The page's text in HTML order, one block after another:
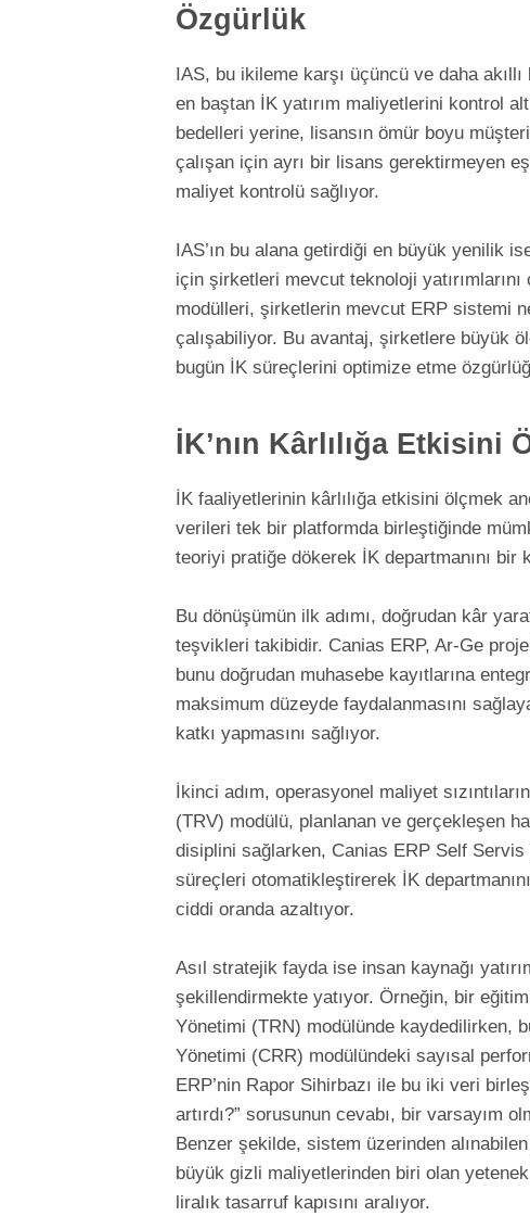
Özgürlük
IAS, bu ikileme karşı üçüncü ve daha
en baştan İK yatırım maliyetlerini kontrol
bedelleri yerine, lisansın ömür boyu
çalışan için ayrı bir lisans gerektirmeyen
maliyet kontrolü sağlıyor.
IAS’ın bu alana getirdiği en büyük yenilik
için şirketleri mevcut teknoloji
modülleri, şirketlerin mevcut ERP sistemi
çalışabiliyor. Bu avantaj, şirketlere büyük
bugün İK süreçlerini optimize etme
İK’nın Kârlılığa Etkisini
İK faaliyetlerinin kârlılığa etkisini ölçmek
verileri tek bir platformda birleştiğinde
teoriyi pratiğe dökerek İK departmanını bir
Bu dönüşümün ilk adımı, doğrudan kâr
teşvikleri takibidir. Canias ERP, Ar-Ge
bunu doğrudan muhasebe kayıtlarına
maksimum düzeyde faydalanmasını
katkı yapmasını sağlıyor.
İkinci adım, operasyonel maliyet
(TRV) modülü, planlanan ve gerçekleşen
disiplini sağlarken, Canias ERP Self
süreçleri otomatikleştirerek İK
ciddi oranda azaltıyor.
Asıl stratejik fayda ise insan kaynağı
şekillendirmekte yatıyor. Örneğin, bir
Yönetimi (TRN) modülünde kaydedilirken,
Yönetimi (CRR) modülündeki sayısal
ERP’nin Rapor Sihirbazı ile bu iki veri
artırdı?” sorusunun cevabı, bir varsayım
Benzer şekilde, sistem üzerinden
büyük gizli maliyetlerinden biri olan
liralık tasarruf kapısını aralıyor.